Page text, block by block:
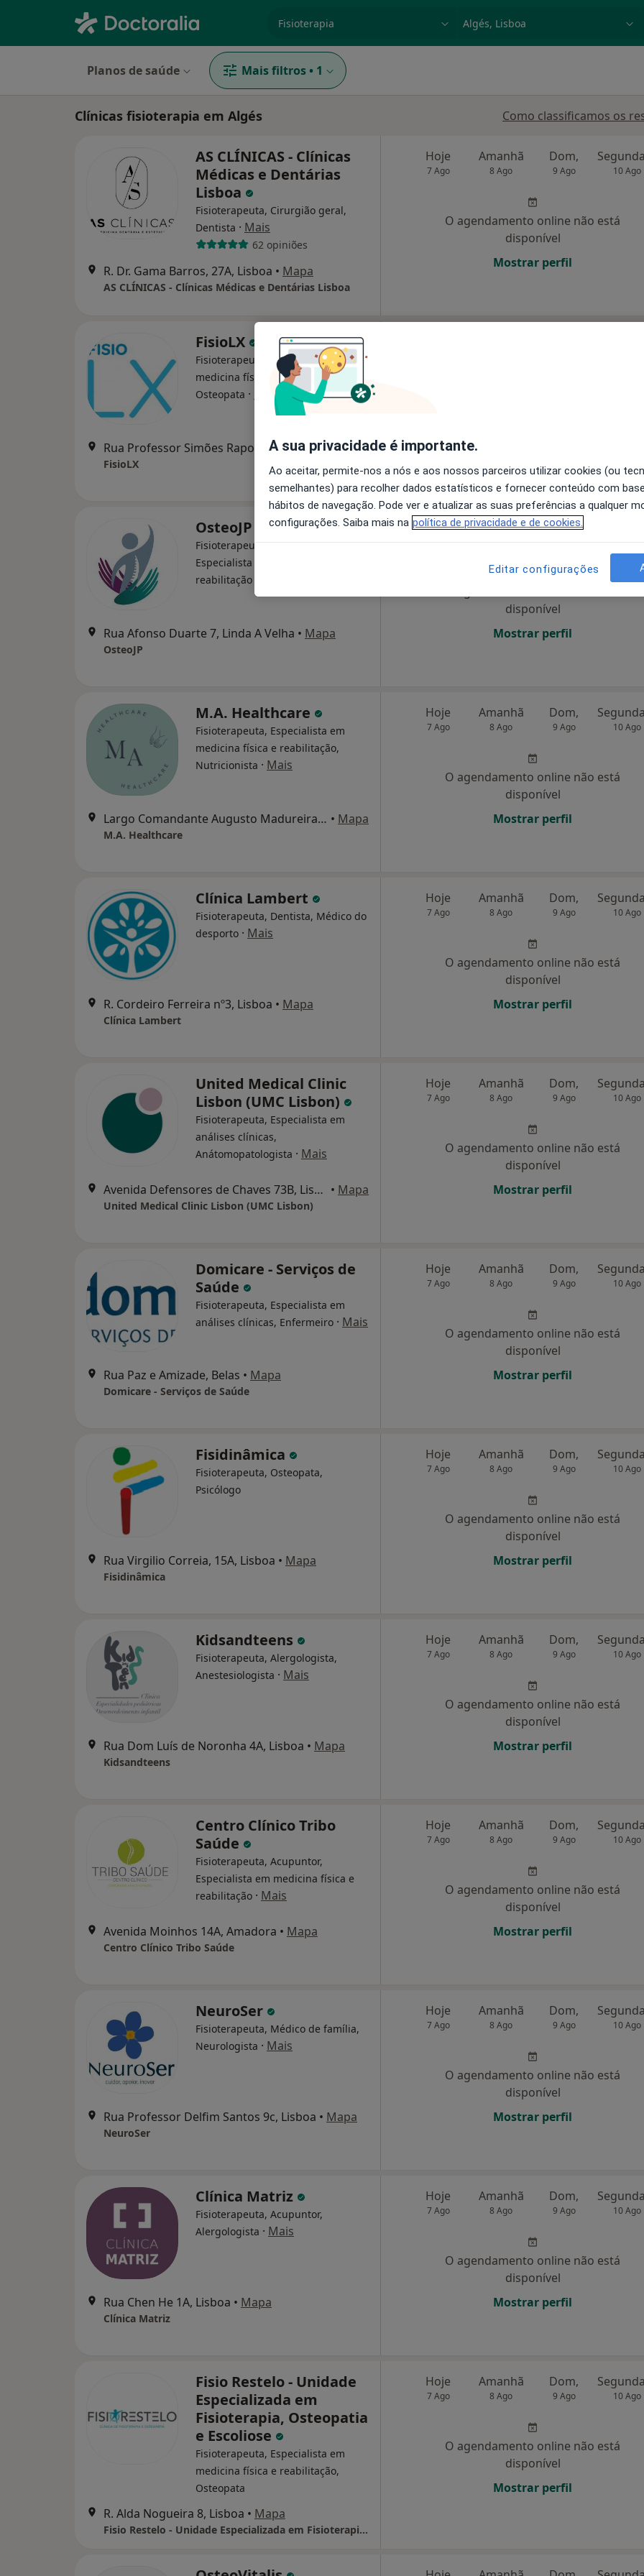
p. ex. Lisboa
Planos de saúde Mais filtros • 1
Clínicas fisioterapia em Algés Como classificamos os
AS CLÍNICAS - Clínicas
Médicas e Dentárias
Lisboa
Fisioterapeuta, Cirurgião geral,
Dentista · Mais
62 opiniões
R. Dr. Gama Barros, 27A, Lisboa • Mapa
AS CLÍNICAS - Clínicas Médicas e Dentárias Lisboa
Hoje
7 Ago
Amanhã
8 Ago
Dom,
9 Ago 10 Ago
O agendamento online não está
disponível
Mostrar perfil
FisioLX
Fisioterapeuta, Especialista em
medicina física e reabilitação,
Osteopata · Mais
Rua Professor Simões Raposo Nº 14 C / Telheiras, Lisboa •Mapa
FisioLX
OsteoJP
Fisioterapeuta, Acupuntor,
Especialista em medicina física e
reabilitação
Rua Afonso Duarte 7, Linda A Velha • Mapa
OsteoJP
Hoje Amanhã Dom,
disponível
Mostrar perfil
M.A. Healthcare
Fisioterapeuta, Especialista em
medicina física e reabilitação,
Nutricionista · Mais
Largo Comandante Augusto Madureira, nr 6, 1º esq, Algés • Mapa
M.A. Healthcare
Hoje
7 Ago
Amanhã
8 Ago
Dom,
9 Ago 10 Ago
O agendamento online não está
disponível
Mostrar perfil
Clínica Lambert
Fisioterapeuta, Dentista, Médico do
desporto · Mais
R. Cordeiro Ferreira nº3, Lisboa • Mapa
Clínica Lambert
Hoje
7 Ago
Amanhã
8 Ago
Dom,
9 Ago 10 Ago
O agendamento online não está
disponível
Mostrar perfil
United Medical Clinic
Lisbon (UMC Lisbon)
Fisioterapeuta, Especialista em
análises clínicas,
Anátomopatologista · Mais
Avenida Defensores de Chaves 73B, Lisboa • Mapa
United Medical Clinic Lisbon (UMC Lisbon)
Hoje
7 Ago
Amanhã
8 Ago
Dom,
9 Ago 10 Ago
O agendamento online não está
disponível
Mostrar perfil
Domicare - Serviços de
Saúde
Fisioterapeuta, Especialista em
análises clínicas, Enfermeiro · Mais
Rua Paz e Amizade, Belas • Mapa
Domicare - Serviços de Saúde
Hoje
7 Ago
Amanhã
8 Ago
Dom,
9 Ago 10 Ago
O agendamento online não está
disponível
Mostrar perfil
Fisidinâmica
Fisioterapeuta, Osteopata,
Psicólogo
Rua Virgilio Correia, 15A, Lisboa • Mapa
Fisidinâmica
Hoje
7 Ago
Amanhã
8 Ago
Dom,
9 Ago 10 Ago
O agendamento online não está
disponível
Mostrar perfil
Kidsandteens
Fisioterapeuta, Alergologista,
Anestesiologista · Mais
Rua Dom Luís de Noronha 4A, Lisboa • Mapa
Kidsandteens
Hoje
7 Ago
Amanhã
8 Ago
Dom,
9 Ago 10 Ago
O agendamento online não está
disponível
Mostrar perfil
Centro Clínico Tribo
Saúde
Fisioterapeuta, Acupuntor,
Especialista em medicina física e
reabilitação · Mais
Avenida Moinhos 14A, Amadora • Mapa
Centro Clínico Tribo Saúde
Hoje
7 Ago
Amanhã
8 Ago
Dom,
9 Ago 10 Ago
O agendamento online não está
disponível
Mostrar perfil
NeuroSer
Fisioterapeuta, Médico de família,
Neurologista · Mais
Rua Professor Delfim Santos 9c, Lisboa • Mapa
NeuroSer
Hoje
7 Ago
Amanhã
8 Ago
Dom,
9 Ago 10 Ago
O agendamento online não está
disponível
Mostrar perfil
Clínica Matriz
Fisioterapeuta, Acupuntor,
Alergologista · Mais
Rua Chen He 1A, Lisboa • Mapa
Clínica Matriz
Hoje
7 Ago
Amanhã
8 Ago
Dom,
9 Ago 10 Ago
O agendamento online não está
disponível
Mostrar perfil
Fisio Restelo - Unidade
Especializada em
Fisioterapia, Osteopatia
e Escoliose
Fisioterapeuta, Especialista em
medicina física e reabilitação,
Osteopata
R. Alda Nogueira 8, Lisboa • Mapa
Fisio Restelo - Unidade Especializada em Fisioterapia, Osteopatia e Escoliose
Hoje
7 Ago
Amanhã
8 Ago
Dom,
9 Ago 10 Ago
O agendamento online não está
disponível
Mostrar perfil
A sua privacidade é importante.
Ao aceitar, permite-nos a nós e aos nossos parceiros utilizar cookies (ou
semelhantes) para recolher dados estatísticos e fornecer conteúdo com
hábitos de navegação. Pode ver e atualizar as suas preferências a qualquer
configurações. Saiba mais na política de privacidade e de cookies.
Editar configurações